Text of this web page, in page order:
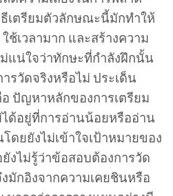
เตรียมตัวลักษณะนี้มักทำให้
ช้เวลามาก และสร้างความ
แน่ใจว่าทักษะที่กำลังฝึกนั้น
รวัดจริงหรือไม่ ประเด็น
ปัญหาหลักของการเตรียม
ได้อยู่ที่การอ่านน้อยหรืออ่าน
ดยยังไม่เข้าใจเป้าหมายของ
งไม่รู้ว่าข้อสอบต้องการวัด
มักอิงจากความเคยชินหรือ